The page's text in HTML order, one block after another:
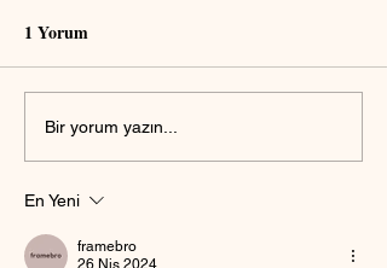
Fotoğraftan insan nasıl
silinir?
1 Yorum
Bir yorum yazın...
En Yeni
framebro